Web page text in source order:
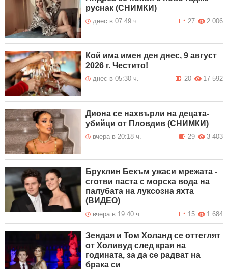
руснак (СНИМКИ)
днес в 07:49 ч. 2 006
27
Кой има имен ден днес, 9 август
2026 г. Честито!
днес в 05:30 ч. 17 592
20
Диона се нахвърли на децата-
убийци от Пловдив (СНИМКИ)
вчера в 20:18 ч. 3 403
29
Бруклин Бекъм ужаси мрежата -
сготви паста с морска вода на
палубата на луксозна яхта
(ВИДЕО)
вчера в 19:40 ч. 1 684
15
Зендая и Том Холанд се оттеглят
от Холивуд след края на
годината, за да се радват на
брака си